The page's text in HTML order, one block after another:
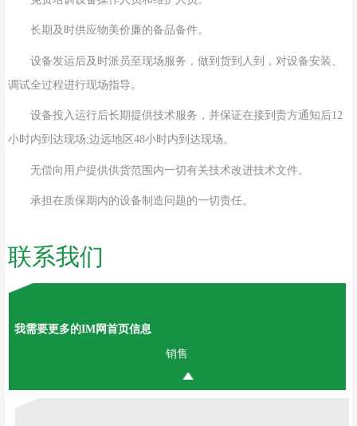
长期及时供应物美价廉的备品备件。
设备发运后及时派员至现场服务，做到货到人到，对设备安装、
调试全过程进行现场指导。
设备投入运行后长期提供技术服务，并保证在接到贵方通知后12
小时内到达现场;边远地区48小时内到达现场。
无偿向用户提供供货范围内一切有关技术改进技术文件。
承担在质保期内的设备制造问题的一切责任。
联系我们
我需要更多的IM网首页信息
销售